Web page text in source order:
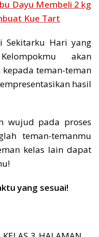
Dayu Membeli 2 kg
Kue Tart
Sekitarku Hari yang
akan
teman-teman
hasil
wujud pada proses
teman-temanmu
kelas lain dapat
yang sesuai!